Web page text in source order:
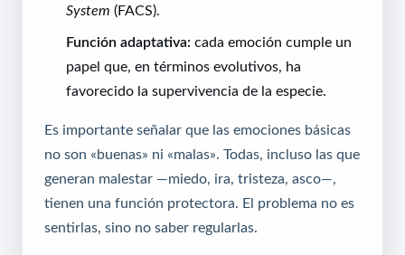
System (FACS).
Función adaptativa: cada emoción cumple un
papel que, en términos evolutivos, ha
favorecido la supervivencia de la especie.
Es importante señalar que las emociones básicas
no son «buenas» ni «malas». Todas, incluso las que
generan malestar —miedo, ira, tristeza, asco—,
tienen una función protectora. El problema no es
sentirlas, sino no saber regularlas.